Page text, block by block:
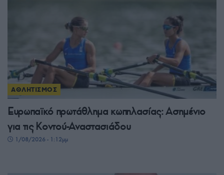
ΑΘΛΗΤΙΣΜΟΣ
Ευρωπαϊκό πρωτάθλημα κωπηλασίας: Ασημένιο
για τις Κοντού-Αναστασιάδου
1/08/2026 - 1:12μμ